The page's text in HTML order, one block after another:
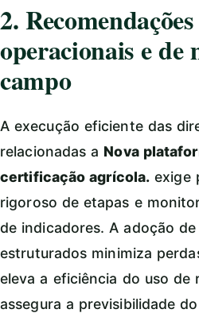
2.
operacionais e de
campo
A execução eficiente das
relacionadas a Nova
certificação agrícola. exige
rigoroso de etapas e
de indicadores. A adoção
estruturados minimiza
eleva a eficiência do uso de
assegura a previsibilidade